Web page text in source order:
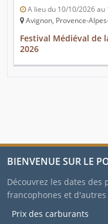
A lieu du 10/10/2026 au
Avignon, Provence-
Festival Médiéval de
2026
BIENVENUE SUR LE
Découvrez les dates des
francophones et
Prix des carburants